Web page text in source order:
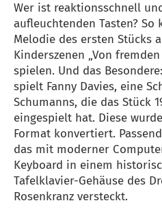
Wer ist reaktionsschnell
aufleuchtenden Tasten?
Melodie des ersten Stücks
Kinderszenen „Von
spielen. Und das
spielt Fanny Davies, eine
Schumanns, die das Stück
eingespielt hat. Diese
Format konvertiert.
das mit moderner
Keyboard in einem
Tafelklavier-Gehäuse des
Rosenkranz versteckt.